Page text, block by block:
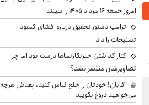
امروز جمعه ۱۶ مرداد ۱۴۰۵ را ببینند
ترامپ دستور تحقیق درباره افشای کمبود
تسلیحات را داد
کنار گذاشتن خبرنگارنماها درست بود اما چرا
تصاویرشان منتشر نشد؟
آقایان! خودتان را خلع لباس کنید، بعدش هرچه
می‌خواهید دروغ بگویید